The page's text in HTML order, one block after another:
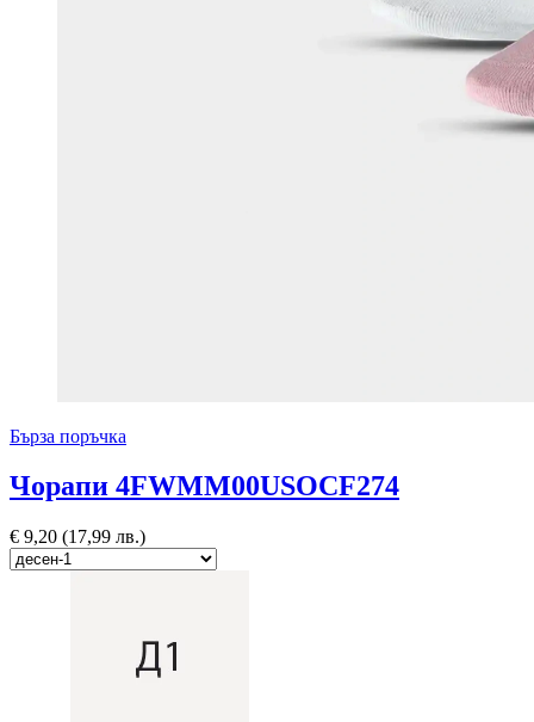
Бърза поръчка
Чорапи 4FWMM00USOCF274
€ 9,20 (17,99 лв.)